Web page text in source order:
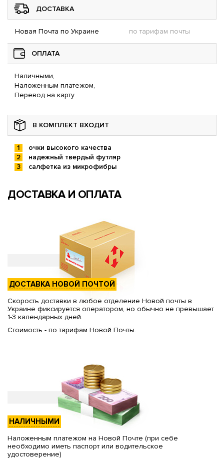
ДОСТАВКА
Новая Почта по Украине по тарифам почты
ОПЛАТА
Наличными,
Наложенным платежом,
Перевод на карту
В КОМПЛЕКТ ВХОДИТ
очки высокого качества
надежный твердый футляр
салфетка из микрофибры
ДОСТАВКА И ОПЛАТА
ДОСТАВКА НОВОЙ ПОЧТОЙ
Скорость доставки в любое отделение Новой почты в
Украине фиксируется оператором, но обычно не превышает
1-3 календарных дней.
Стоимость - по тарифам Новой Почты.
НАЛИЧНЫМИ
Наложенным платежом на Новой Почте (при себе
необходимо иметь паспорт или водительское
удостоверение)